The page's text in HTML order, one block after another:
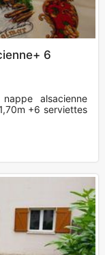
6
alsacienne
+6 serviettes